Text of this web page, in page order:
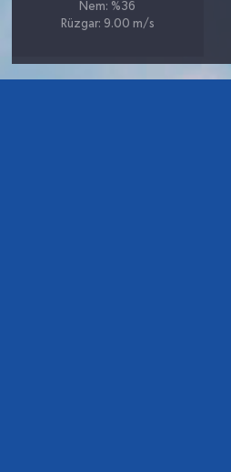
Nem: %36
Rüzgar: 9.00 m/s